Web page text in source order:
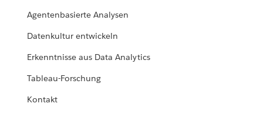
Agentenbasierte Analysen
Datenkultur entwickeln
Erkenntnisse aus Data Analytics
Tableau-Forschung
Kontakt